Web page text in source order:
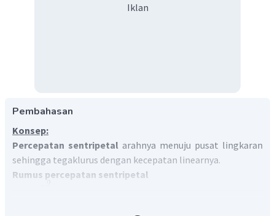
Iklan
Pembahasan
Konsep:
Percepatan sentripetal arahnya menuju pusat lingkaran
sehingga tegaklurus dengan kecepatan linearnya.
Rumus percepatan sentripetal